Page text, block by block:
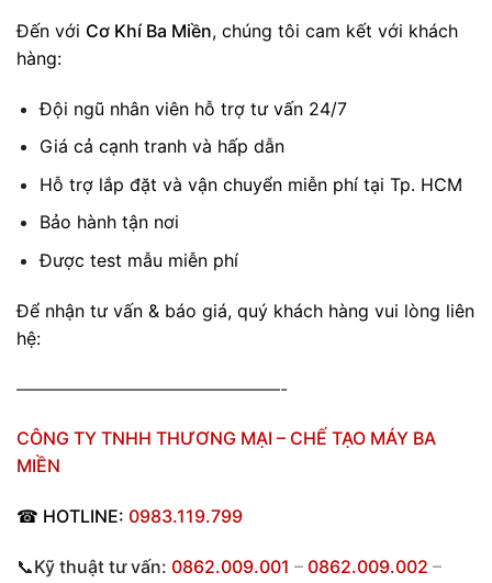
Đến với Cơ Khí Ba Miền, chúng tôi cam kết với khách
hàng:
Đội ngũ nhân viên hỗ trợ tư vấn 24/7
Giá cả cạnh tranh và hấp dẫn
Hỗ trợ lắp đặt và vận chuyển miễn phí tại Tp. HCM
Bảo hành tận nơi
Được test mẫu miễn phí
Để nhận tư vấn & báo giá, quý khách hàng vui lòng liên
hệ:
———————————————-
CÔNG TY TNHH THƯƠNG MẠI – CHẾ TẠO MÁY BA
MIỀN
☎ HOTLINE: 0983.119.799
📞Kỹ thuật tư vấn: 0862.009.001 – 0862.009.002 –